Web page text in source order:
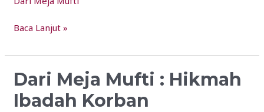
Di
Bulan
Muharram
Baca Lanjut »
Dari Meja Mufti : Hikmah
Ibadah Korban
Dari
Mufti